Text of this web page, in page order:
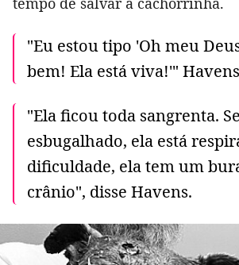
"Eu estou tipo 'Oh meu
bem! Ela está viva!'"
"Ela ficou toda sangrenta.
esbugalhado, ela está
dificuldade, ela tem um
crânio", disse Havens.